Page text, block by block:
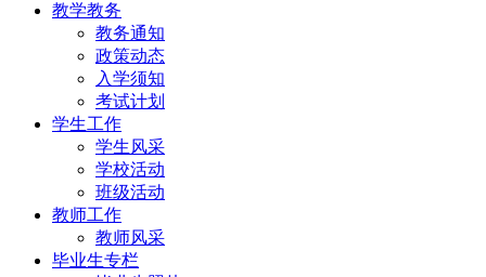
教学教务
教务通知
政策动态
入学须知
考试计划
学生工作
学生风采
学校活动
班级活动
教师工作
教师风采
毕业生专栏